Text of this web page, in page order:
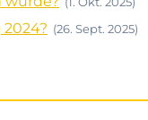
(26. Sept. 2025)